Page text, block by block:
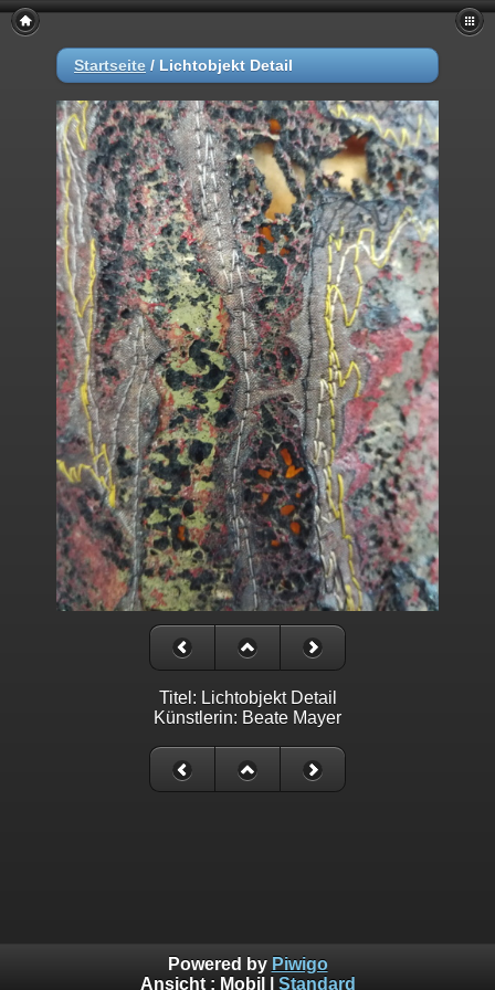
Startseite / Lichtobjekt Detail
Titel: Lichtobjekt Detail
Künstlerin: Beate Mayer
Powered by Piwigo
Ansicht : Mobil Standard